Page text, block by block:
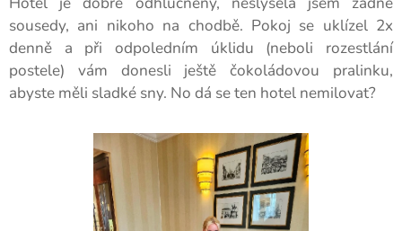
sousedy, ani nikoho na chodbě. Pokoj se uklízel 2x
denně a při odpoledním úklidu (neboli rozestlání
postele) vám donesli ještě čokoládovou pralinku,
abyste měli sladké sny. No dá se ten hotel nemilovat?